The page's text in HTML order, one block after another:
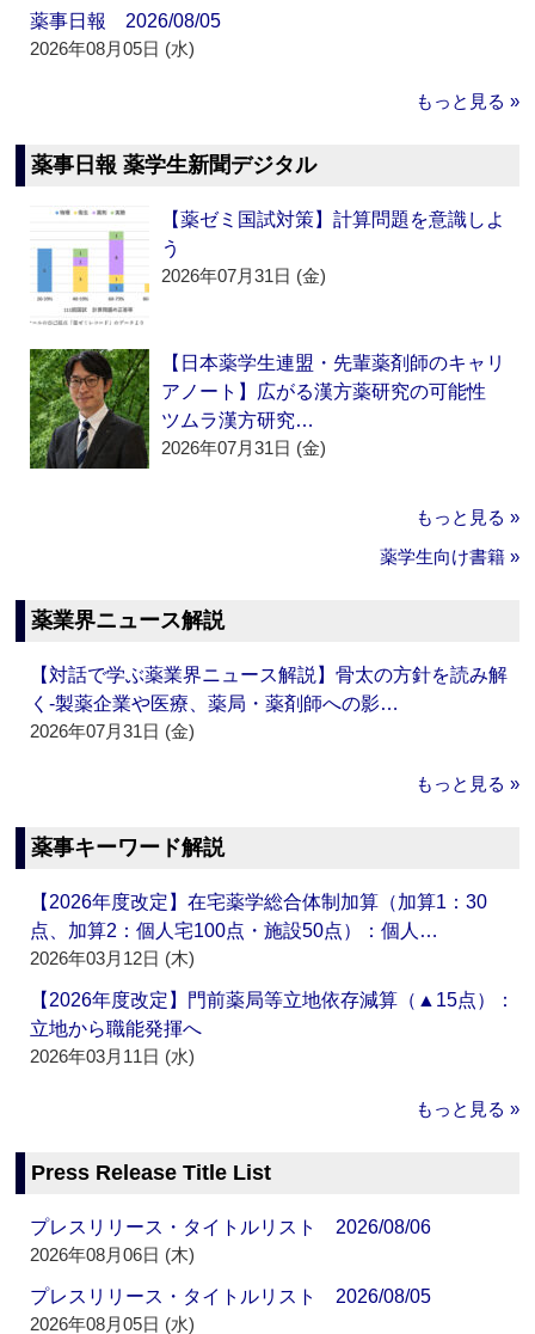
薬事日報 2026/08/05
2026年08月05日 (水)
もっと見る »
薬事日報 薬学生新聞デジタル
【薬ゼミ国試対策】計算問題を意識しよ
う
2026年07月31日 (金)
【日本薬学生連盟・先輩薬剤師のキャリ
アノート】広がる漢方薬研究の可能性
ツムラ漢方研究…
2026年07月31日 (金)
もっと見る »
薬学生向け書籍 »
薬業界ニュース解説
【対話で学ぶ薬業界ニュース解説】骨太の方針を読み解
く‐製薬企業や医療、薬局・薬剤師への影…
2026年07月31日 (金)
もっと見る »
薬事キーワード解説
【2026年度改定】在宅薬学総合体制加算（加算1：30
点、加算2：個人宅100点・施設50点）：個人…
2026年03月12日 (木)
【2026年度改定】門前薬局等立地依存減算（▲15点）：
立地から職能発揮へ
2026年03月11日 (水)
もっと見る »
Press Release Title List
プレスリリース・タイトルリスト 2026/08/06
2026年08月06日 (木)
プレスリリース・タイトルリスト 2026/08/05
2026年08月05日 (水)